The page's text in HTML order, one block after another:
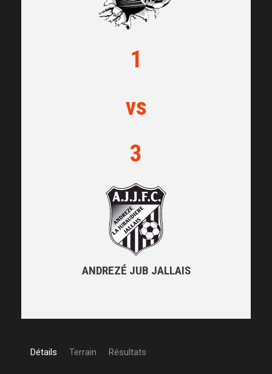
1
vs
3
ANDREZÉ JUB JALLAIS
Détails Terrain Résultats